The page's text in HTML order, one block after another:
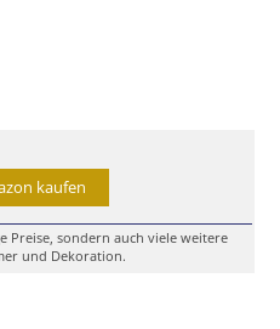
kaufen
Preise, sondern auch viele weitere
und Dekoration.